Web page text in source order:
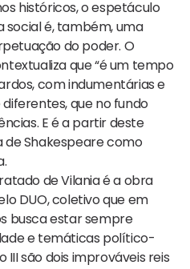
históricos, o espetáculo
social é, também, uma
do poder. O
que “é um tempo
com indumentárias e
que no fundo
E é a partir deste
de Shakespeare como
de Vilania é a obra
DUO, coletivo que em
busca estar sempre
e temáticas político-
III são dois improváveis reis